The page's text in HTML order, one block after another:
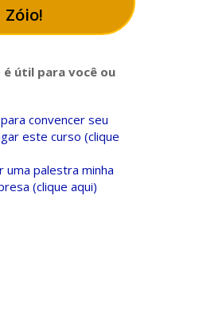
Zóio!
útil para você ou
convencer seu
este curso (clique
uma palestra minha
(clique aqui)